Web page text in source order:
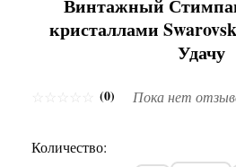
Винтажный
кристаллами
Удачу
(0) Пока нет
Количество: